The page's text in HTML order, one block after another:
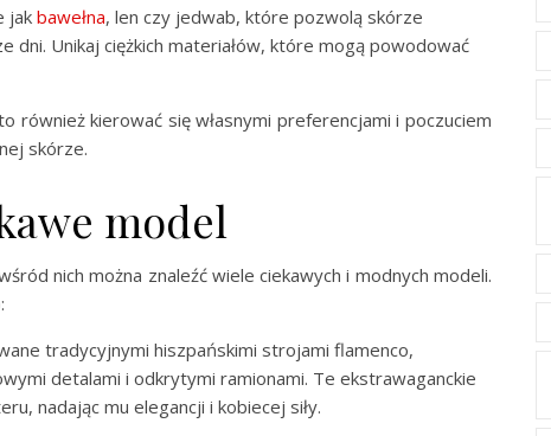
jak bawełna, len czy jedwab, które pozwolą skórze
Unikaj ciężkich materiałów, które mogą powodować
również kierować się własnymi preferencjami i poczuciem
skórze.
model
nich można znaleźć wiele ciekawych i modnych modeli.
tradycyjnymi hiszpańskimi strojami flamenco,
detalami i odkrytymi ramionami. Te ekstrawaganckie
nadając mu elegancji i kobiecej siły.